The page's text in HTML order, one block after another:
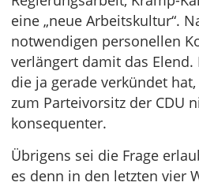
eine „neue Arbeitskultur“.
notwendigen personellen
verlängert damit das Elend.
die ja gerade verkündet
zum Parteivorsitz der CDU
konsequenter.
Übrigens sei die Frage
es denn in den letzten vier